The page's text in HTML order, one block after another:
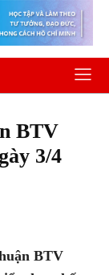
BTV
3/4
BTV